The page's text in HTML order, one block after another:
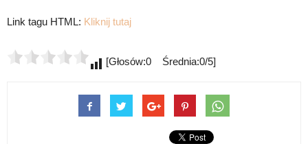
Link tagu HTML: Kliknij tutaj
[Głosów:0 Średnia:0/5]